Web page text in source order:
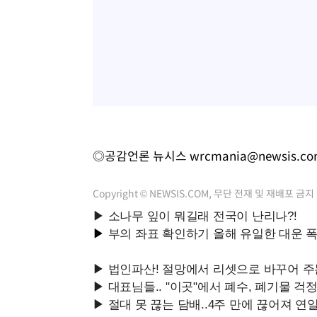
◎공감언론 뉴시스
Copyright © NEWSIS.COM, 무단 전재 및 재배포 금지